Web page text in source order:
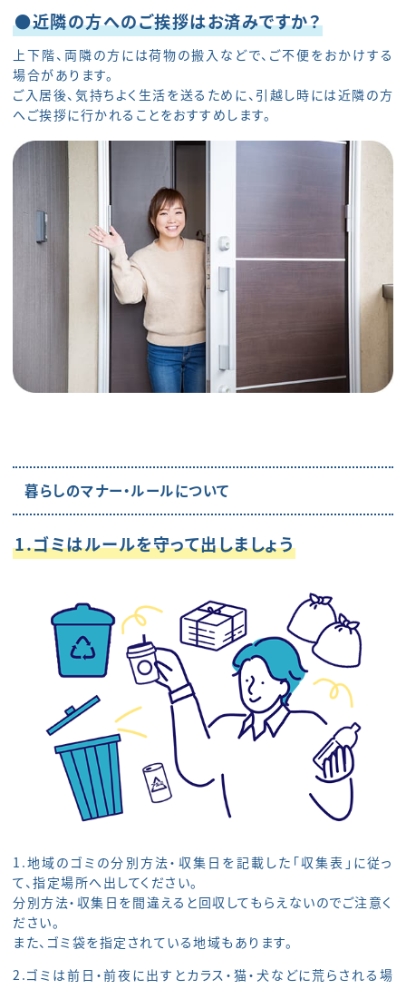
●近隣の方へのご挨拶はお済みですか？
上下階、両隣の方には荷物の搬入などで、ご不便をおかけする
場合があります。
ご入居後、気持ちよく生活を送るために、引越し時には近隣の方
へご挨拶に行かれることをおすすめします。
暮らしのマナー・ルールについて
1.ゴミはルールを守って出しましょう
1.地域のゴミの分別方法・収集日を記載した「収集表」に従っ
て、指定場所へ出してください。
分別方法・収集日を間違えると回収してもらえないのでご注意く
ださい。
また、ゴミ袋を指定されている地域もあります。
2.ゴミは前日・前夜に出すとカラス・猫・犬などに荒らされる場